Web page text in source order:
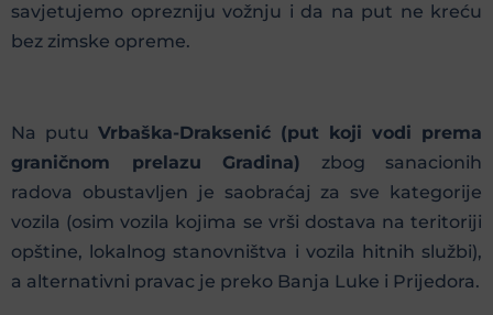
savjetujemo oprezniju vožnju i da na put ne kreću
bez zimske opreme.
Na putu Vrbaška-Draksenić (put koji vodi prema
graničnom prelazu Gradina) zbog sanacionih
radova obustavljen je saobraćaj za sve kategorije
vozila (osim vozila kojima se vrši dostava na teritoriji
opštine, lokalnog stanovništva i vozila hitnih službi),
a alternativni pravac je preko Banja Luke i Prijedora.